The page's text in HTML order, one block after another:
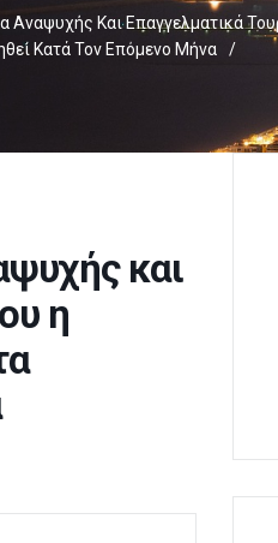
Και Επαγγελματικά
Κατά Τον Επόμενο Μήνα
/
και
η